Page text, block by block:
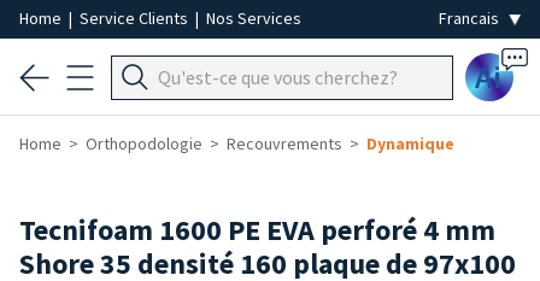
Home | Service Clients | Nos Services
Ai
Home Orthopodologie Recouvrements Dynamique
Tecnifoam 1600 PE EVA perforé 4 mm
Shore 35 densité 160 plaque de 97x100